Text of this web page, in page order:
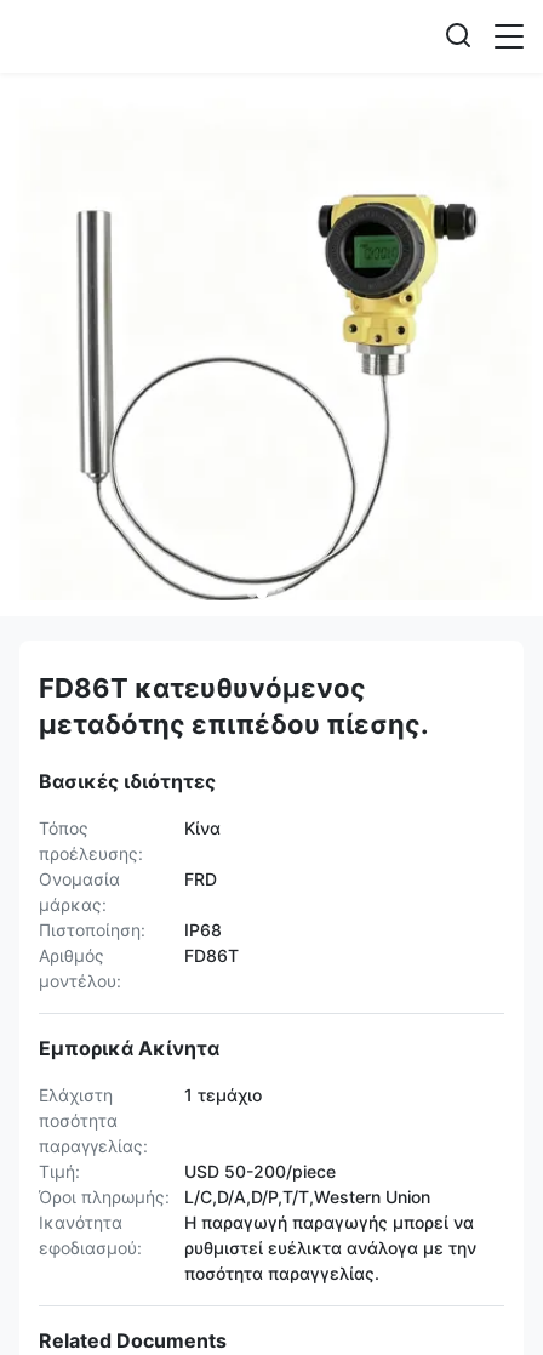
FD86T κατευθυνόμενος
μεταδότης επιπέδου πίεσης.
Βασικές ιδιότητες
Τόπος
προέλευσης:
Κίνα
Ονομασία
μάρκας:
FRD
Πιστοποίηση:
IP68
Αριθμός
μοντέλου:
FD86T
Εμπορικά Ακίνητα
Ελάχιστη
ποσότητα
παραγγελίας:
1 τεμάχιο
Τιμή:
USD 50-200/piece
Όροι πληρωμής:
L/C,D/A,D/P,T/T,Western Union
Ικανότητα
εφοδιασμού:
Η παραγωγή παραγωγής μπορεί να
ρυθμιστεί ευέλικτα ανάλογα με την
ποσότητα παραγγελίας.
Related Documents